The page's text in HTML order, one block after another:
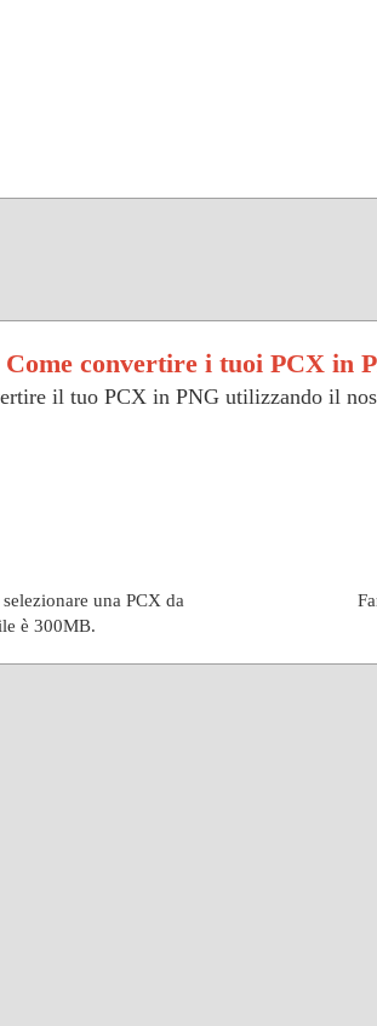
Come convertire i tuoi PCX in
il tuo PCX in PNG utilizzando il
una PCX da
è 300MB.